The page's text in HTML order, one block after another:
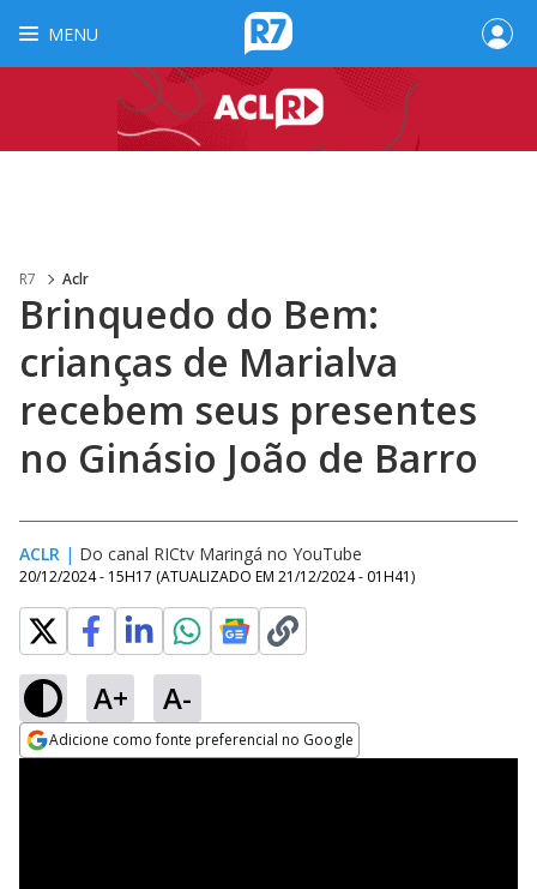
MENU
R7 Aclr
Brinquedo do Bem:
crianças de Marialva
recebem seus presentes
no Ginásio João de Barro
ACLR | Do canal RICtv Maringá no YouTube
20/12/2024 - 15H17 (ATUALIZADO EM 21/12/2024 - 01H41)
A+ A-
Adicione como fonte preferencial no Google